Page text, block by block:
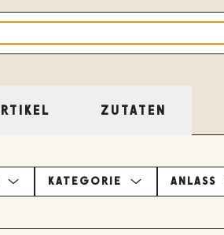
ZUTATEN
KATEGORIE ANLASS